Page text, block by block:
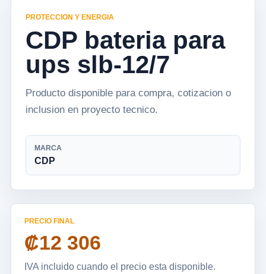
PROTECCION Y ENERGIA
CDP bateria para
ups slb-12/7
Producto disponible para compra, cotizacion o
inclusion en proyecto tecnico.
MARCA
CDP
PRECIO FINAL
₡12 306
IVA incluido cuando el precio esta disponible.